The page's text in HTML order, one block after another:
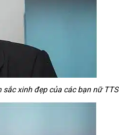
sắc xinh đẹp của các bạn nữ TTS